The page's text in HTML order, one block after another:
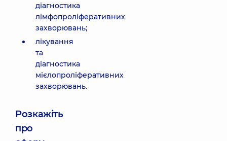
діагностика
лімфопроліферативних
захворювань;
лікування
та
діагностика
мієлопроліферативних
захворювань.
Розкажіть
про